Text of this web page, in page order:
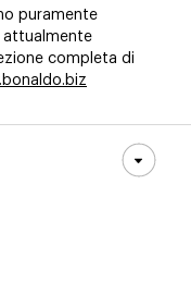
puramente
attualmente
completa di